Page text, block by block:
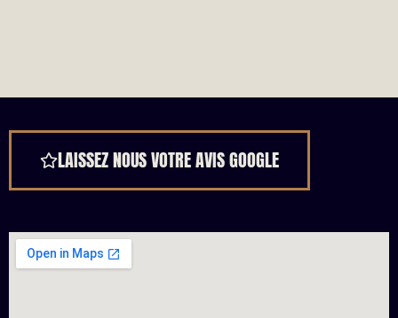
LAISSEZ NOUS VOTRE AVIS GOOGLE